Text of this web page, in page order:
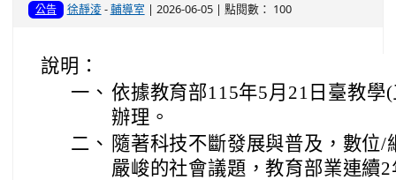
公告 徐靜淩-輔導室 | 2026-06-05 | 點閱數： 100
說明：
一、 依據教育部115年5月21日臺教學
辦理。
二、 隨著科技不斷發展與普及，數位
嚴峻的社會議題，教育部業連續